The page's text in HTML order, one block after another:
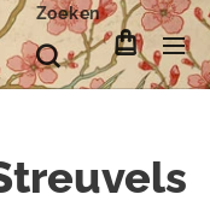
Zoeken